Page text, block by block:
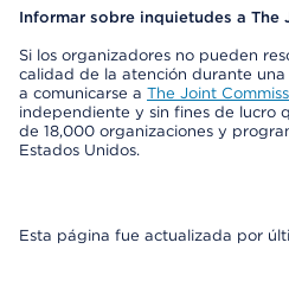
Informar sobre inquietudes a The
Si los organizadores no pueden
calidad de la atención durante
a comunicarse a The Joint
independiente y sin fines de lucro
de 18,000 organizaciones y
Estados Unidos.
Esta página fue actualizada por